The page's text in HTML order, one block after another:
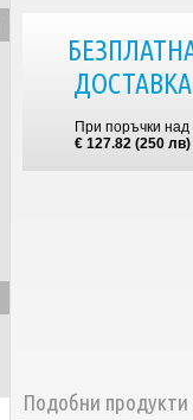
ДОСТАВКА
При поръчки над
€ 127.82 (250 лв)
Подобни продукти